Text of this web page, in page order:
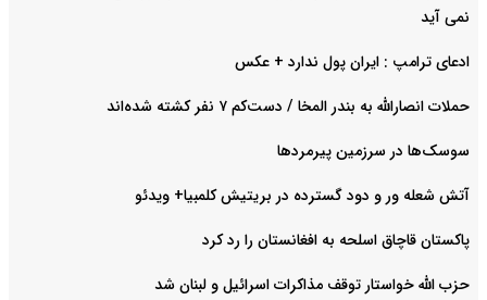
نمی آید
ادعای ترامپ : ایران پول ندارد + عکس
حملات انصارالله به بندر المخا / دست‌کم ۷ نفر کشته شده‌اند
سوسک‌ها در سرزمین پیرمردها
آتش شعله ور و دود گسترده در بریتیش کلمبیا+ ویدئو
پاکستان قاچاق اسلحه به افغانستان را رد کرد
حزب الله خواستار توقف مذاکرات اسرائیل و لبنان شد